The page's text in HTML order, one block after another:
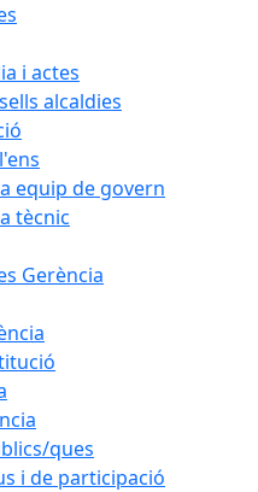
i actes
alcaldies
equip de govern
tècnic
Gerència
ques
i de participació